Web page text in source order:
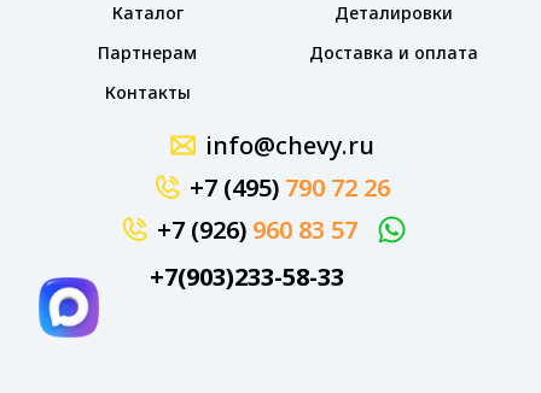
Каталог
Деталировки
Партнерам
Доставка и оплата
Контакты
info@chevy.ru
+7 (495) 790 72 26
+7 (926) 960 83 57
+7(903)233-58-33